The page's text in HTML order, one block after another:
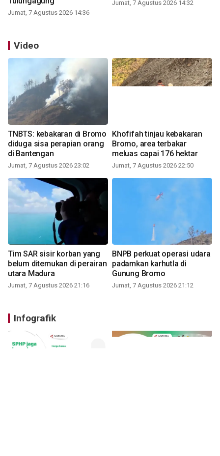
Jumat, 7 Agustus 2026 14:36
Jumat, 7 Agustus 2026 14:32
Video
TNBTS: kebakaran di Bromo
diduga sisa perapian orang
di Bantengan
Jumat, 7 Agustus 2026 23:02
Khofifah tinjau kebakaran
Bromo, area terbakar
meluas capai 176 hektar
Jumat, 7 Agustus 2026 22:50
Tim SAR sisir korban yang
belum ditemukan di perairan
utara Madura
Jumat, 7 Agustus 2026 21:16
BNPB perkuat operasi udara
padamkan karhutla di
Gunung Bromo
Jumat, 7 Agustus 2026 21:12
Infografik